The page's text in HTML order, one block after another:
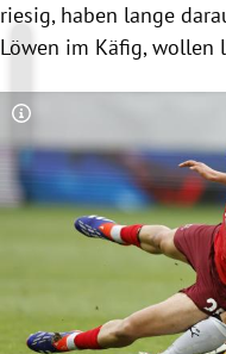
riesig, haben lange
Löwen im Käfig, wollen
Copyright-Hinweis